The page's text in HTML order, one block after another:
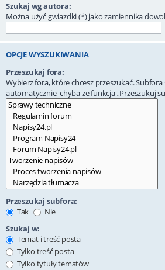
Szukaj wg autora:
Można użyć gwiazdki (*) jako zamiennika
OPCJE WYSZUKIWANIA
Przeszukaj fora:
Wybierz fora, które chcesz przeszukać.
automatycznie, chyba że funkcja „Przeszukuj
Przeszukaj subfora:
Tak
Nie
Szukaj w:
Temat i treść posta
Tylko treść posta
Tylko tytuły tematów